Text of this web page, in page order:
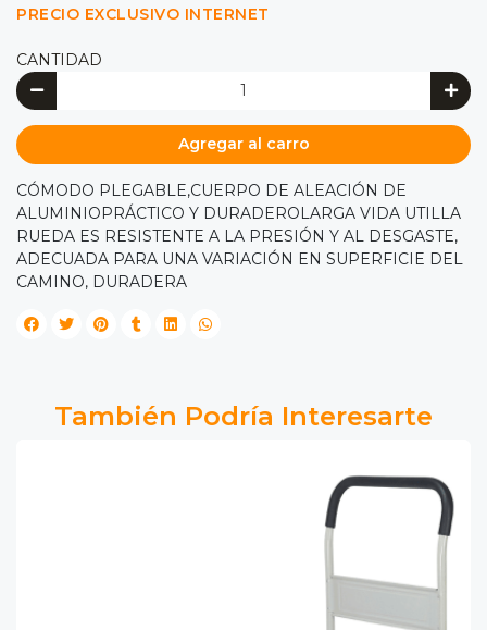
PRECIO EXCLUSIVO INTERNET
CANTIDAD
Agregar al carro
CÓMODO PLEGABLE,CUERPO DE ALEACIÓN DE
ALUMINIOPRÁCTICO Y DURADEROLARGA VIDA UTILLA
RUEDA ES RESISTENTE A LA PRESIÓN Y AL DESGASTE,
ADECUADA PARA UNA VARIACIÓN EN SUPERFICIE DEL
CAMINO, DURADERA
También Podría Interesarte